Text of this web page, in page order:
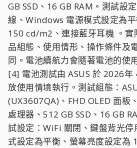
GB SSD、16 GB RAM。測試設
線、Windows 電源模式設定為
150 cd/m2、連接藍牙耳機 。實
品組態、使用情形、操作條件及
同。電池續航力會隨著電池的使
[4] 電池測試由 ASUS 於 2026
放使用情境執行。測試組態：
(UX3607QA)、FHD OLED 面
處理器、512 GB SSD、16 GB
試設定：WiFi 關閉、鍵盤背光
式設定為平衡、螢幕亮度設定為